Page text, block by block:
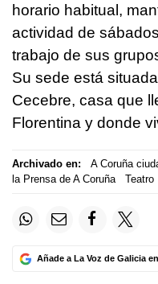
horario habitual,
actividad de
trabajo de sus
Su sede está
Cecebre, casa que
Florentina y donde
Archivado en: A Coruña
la Prensa de A Coruña
Teatro
Añade a La Voz de Galicia